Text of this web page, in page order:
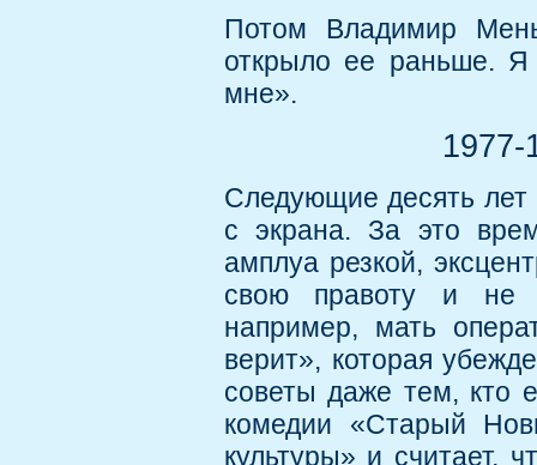
Потом Владимир
открыло ее раньше. Я
мне».
1977-
Следующие десять лет
с экрана. За это
амплуа резкой,
свою правоту и не
например, мать
верит», которая
советы даже тем, кто
комедии «Старый
культуры» и считает,